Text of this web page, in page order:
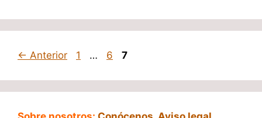
← Anterior Página
1 … Página
6 Página
7